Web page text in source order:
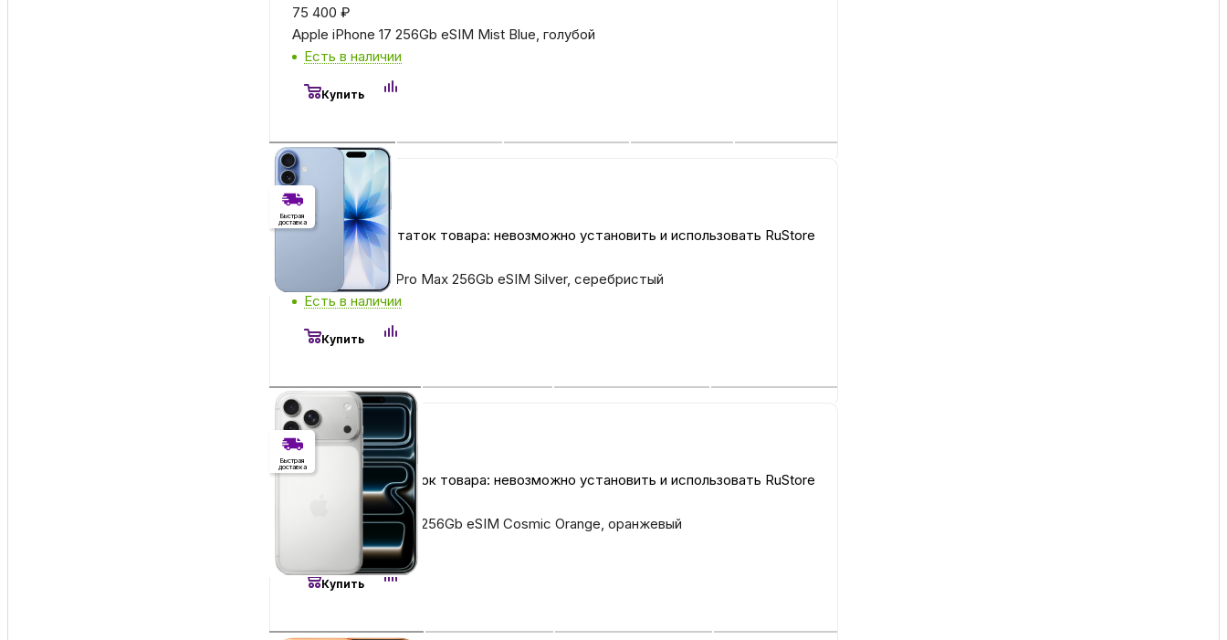
75 400 ₽
Apple iPhone 17 256Gb eSIM Mist Blue, голубой
Есть в наличии
Купить
Без RuStore
Без RuStore
Имеется недостаток товара: невозможно установить и использовать RuStore
Быстрая
доставка
₽
Apple iPhone 17 Pro Max 256Gb eSIM Silver, серебристый
Есть в наличии
Купить
Без RuStore
Без RuStore
Имеется недостаток товара: невозможно установить и использовать RuStore
Быстрая
доставка
Apple iPhone 17 Pro 256Gb eSIM Cosmic Orange, оранжевый
Есть в наличии
Купить